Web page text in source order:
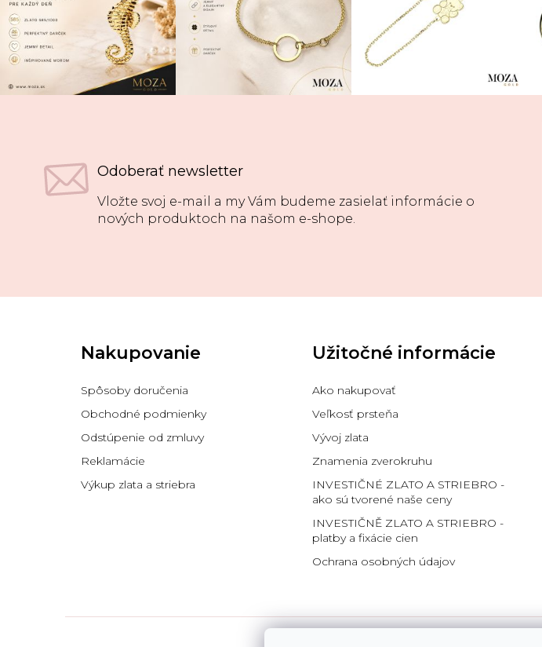
Odoberať newsletter
Vložte svoj e-mail a my Vám budeme zasielať informácie o
nových produktoch na našom e-shope.
Nakupovanie
Spôsoby doručenia
Obchodné podmienky
Odstúpenie od zmluvy
Reklamácie
Výkup zlata a striebra
Užitočné informácie
Ako nakupovať
Veľkosť prsteňa
Vývoj zlata
Znamenia zverokruhu
INVESTIČNÉ ZLATO A STRIEBRO -
ako sú tvorené naše ceny
INVESTIČNĚ ZLATO A STRIEBRO -
platby a fixácie cien
Ochrana osobných údajov